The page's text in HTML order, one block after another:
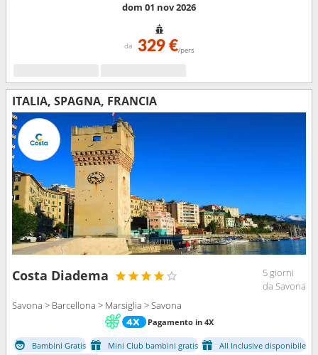
dom 01 nov 2026
da 329 €/pers
ITALIA, SPAGNA, FRANCIA
Costa Diadema
5 giorni
da Savona
Savona > Barcellona > Marsiglia > Savona
Pagamento in 4X
Bambini Gratis Mini Club bambini gratis
All Inclusive disponibile